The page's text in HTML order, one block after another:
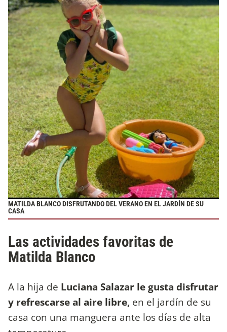
MATILDA BLANCO DISFRUTANDO DEL VERANO EN EL JARDÍN DE SU
CASA
Las actividades favoritas de
Matilda Blanco
A la hija de Luciana Salazar le gusta disfrutar
y refrescarse al aire libre, en el jardín de su
casa con una manguera ante los días de alta